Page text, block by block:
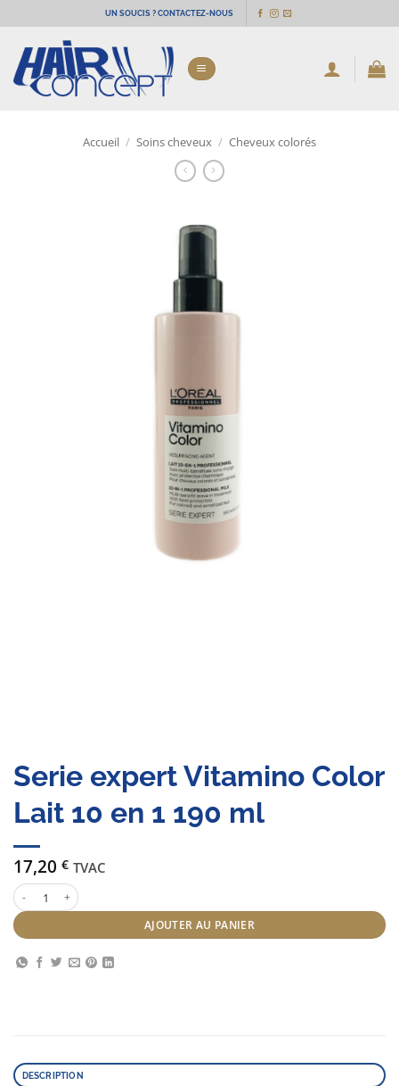
au
contenu
UN SOUCIS ? CONTACTEZ-NOUS
Accueil / Soins cheveux / Cheveux colorés
Serie expert Vitamino Color
Lait 10 en 1 190 ml
17,20 € TVAC
quantité de Serie expert Vitamino Color Lait 10 en 1 190 ml
AJOUTER AU PANIER
DESCRIPTION